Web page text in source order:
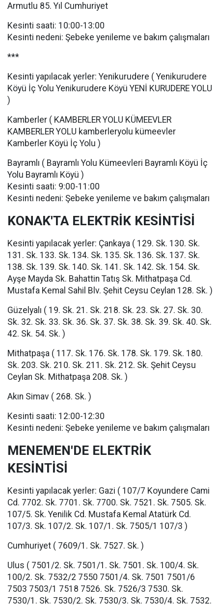
Armutlu 85. Yıl Cumhuriyet
Kesinti saati: 10:00-13:00
Kesinti nedeni: Şebeke yenileme ve bakım çalışmaları
***
Kesinti yapılacak yerler: Yenikurudere ( Yenikurudere
Köyü İç Yolu Yenikurudere Köyü YENİ KURUDERE YOLU
)
Kamberler ( KAMBERLER YOLU KÜMEEVLER
KAMBERLER YOLU kamberleryolu kümeevler
Kamberler Köyü İç Yolu )
Bayramlı ( Bayramlı Yolu Kümeevleri Bayramlı Köyü İç
Yolu Bayramlı Köyü )
Kesinti saati: 9:00-11:00
Kesinti nedeni: Şebeke yenileme ve bakım çalışmaları
KONAK'TA ELEKTRİK KESİNTİSİ
Kesinti yapılacak yerler: Çankaya ( 129. Sk. 130. Sk.
131. Sk. 133. Sk. 134. Sk. 135. Sk. 136. Sk. 137. Sk.
138. Sk. 139. Sk. 140. Sk. 141. Sk. 142. Sk. 154. Sk.
Ayşe Mayda Sk. Bahattin Tatış Sk. Mithatpaşa Cd.
Mustafa Kemal Sahil Blv. Şehit Ceysu Ceylan 128. Sk. )
Güzelyalı ( 19. Sk. 21. Sk. 218. Sk. 23. Sk. 27. Sk. 30.
Sk. 32. Sk. 33. Sk. 36. Sk. 37. Sk. 38. Sk. 39. Sk. 40. Sk.
42. Sk. 54. Sk. )
Mithatpaşa ( 117. Sk. 176. Sk. 178. Sk. 179. Sk. 180.
Sk. 203. Sk. 210. Sk. 211. Sk. 212. Sk. Şehit Ceysu
Ceylan Sk. Mithatpaşa 208. Sk. )
Akın Simav ( 268. Sk. )
Kesinti saati: 12:00-12:30
Kesinti nedeni: Şebeke yenileme ve bakım çalışmaları
MENEMEN'DE ELEKTRİK
KESİNTİSİ
Kesinti yapılacak yerler: Gazi ( 107/7 Koyundere Cami
Cd. 7702. Sk. 7701. Sk. 7700. Sk. 7521. Sk. 7505. Sk.
107/5. Sk. Yenilik Cd. Mustafa Kemal Atatürk Cd.
107/3. Sk. 107/2. Sk. 107/1. Sk. 7505/1 107/3 )
Cumhuriyet ( 7609/1. Sk. 7527. Sk. )
Ulus ( 7501/2. Sk. 7501/1. Sk. 7501. Sk. 100/4. Sk.
100/2. Sk. 7532/2 7550 7501/4. Sk. 7501 7501/6
7503 7503/1 7518 7526. Sk. 7526/3 7530. Sk.
7530/1. Sk. 7530/2. Sk. 7530/3. Sk. 7530/4. Sk. 7532.